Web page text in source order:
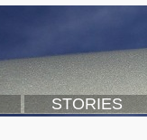
STORIES